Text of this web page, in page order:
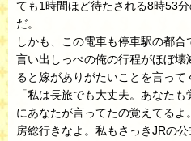
ても1時間ほど待たされる8時53
だ。
しかも、この電車も停車駅の都合
言い出しっぺの俺の行程がほぼ
ると嫁がありがたいことを言って
「私は長旅でも大丈夫。あなた
にあなたが言ってたの覚えてるよ
房総行きなよ。私もさっきJRの